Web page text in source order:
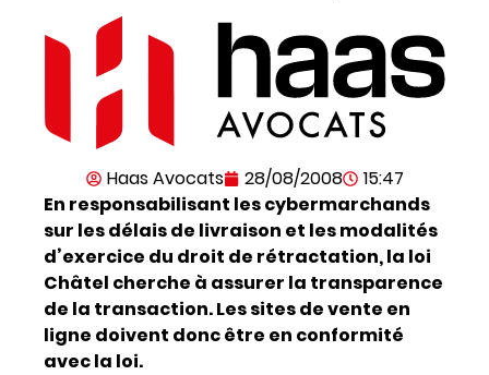
Haas Avocats 28/08/2008
15:47
En responsabilisant les cybermarchands
sur les délais de livraison et les modalités
d’exercice du droit de rétractation, la loi
Châtel cherche à assurer la transparence
de la transaction. Les sites de vente en
ligne doivent donc être en conformité
avec la loi.